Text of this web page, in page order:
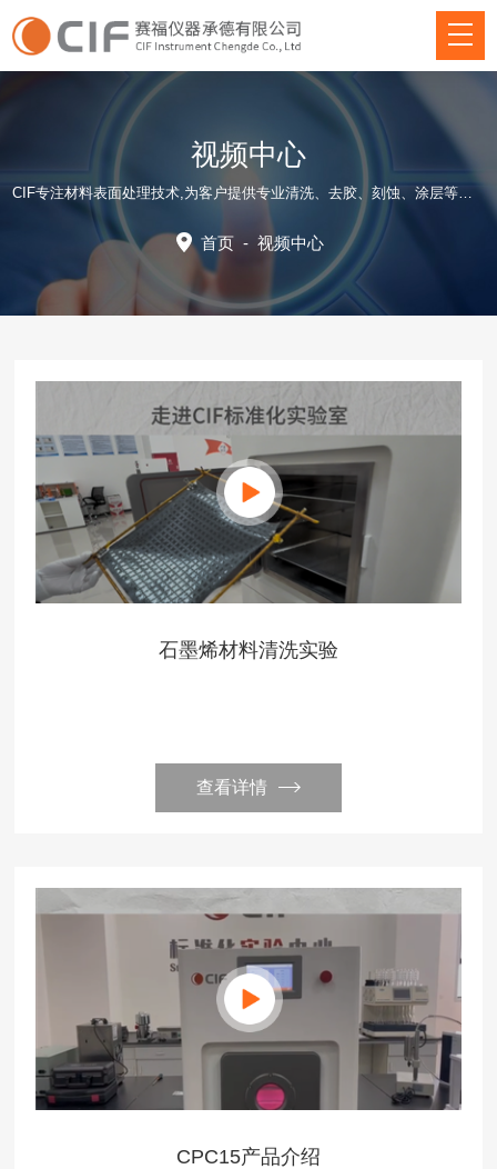
视频中心
CIF专注材料表面处理技术,为客户提供专业清洗、去胶、刻蚀、涂层等方面仪器装备和应用工艺解决方案！
首页 - 视频中心
石墨烯材料清洗实验
查看详情
CPC15产品介绍